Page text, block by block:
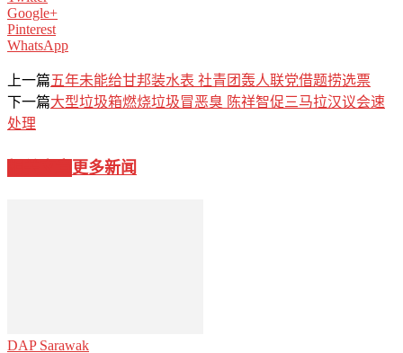
Google+
Pinterest
WhatsApp
上一篇五年未能给甘邦装水表 社青团轰人联党借题捞选票
下一篇大型垃圾箱燃烧垃圾冒恶臭 陈祥智促三马拉汉议会速
处理
更多新闻
DAP Sarawak